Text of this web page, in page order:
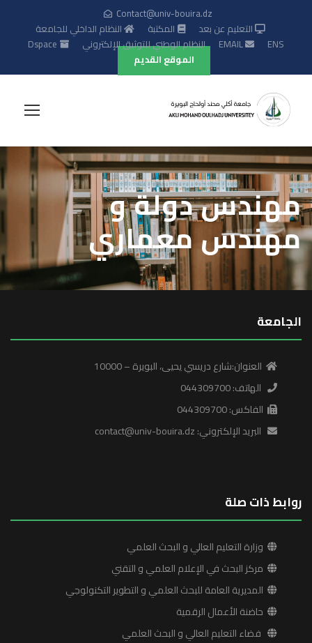
Contact@univ-bouira.dz
النظام الداخلي للجامعة
المكتبة
التعليم عن بعد
Dspace
النظام الوطني للتوثيق الإلكتروني EMAIL
ENS
الموقع القديم
مهندس دولة و
مهندس معماري
الجامعة
العنوان:شارع دريسي يحيى، البويرة – 10000
الهاتف: 044309700
الفاكس: 044309700
البريد الإلكتروني: contact@univ-bouira.dz
روابط ذات صلة
وزارة التعليم العالي و البحث العلمي
مركز البحث في الإعلام العلمي و التقني
المديرية العامة للبحث العلمي و التطوير التكنولوجي
حاضنة الأعمال الرقمية
فضاء التعليم العالي و البحث العلمي